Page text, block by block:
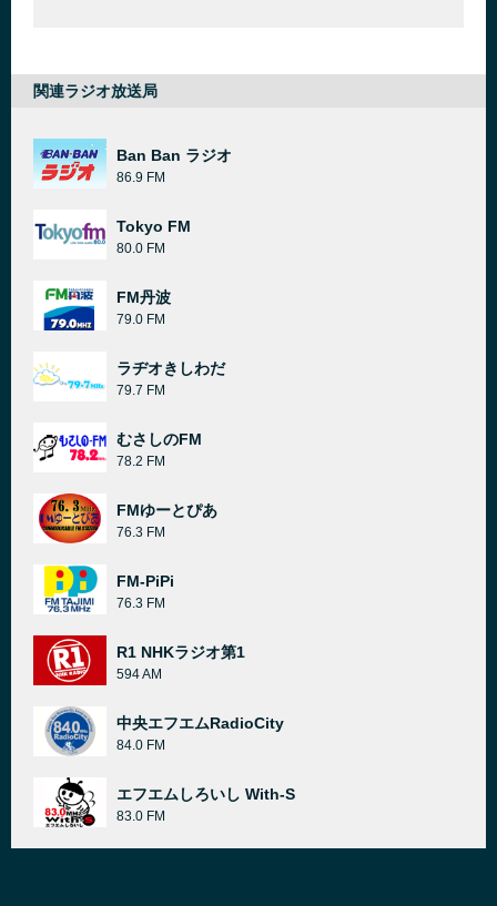
関連ラジオ放送局
Ban Ban ラジオ
86.9 FM
Tokyo FM
80.0 FM
FM丹波
79.0 FM
ラヂオきしわだ
79.7 FM
むさしのFM
78.2 FM
FMゆーとぴあ
76.3 FM
FM-PiPi
76.3 FM
R1 NHKラジオ第1
594 AM
中央エフエムRadioCity
84.0 FM
エフエムしろいし With-S
83.0 FM